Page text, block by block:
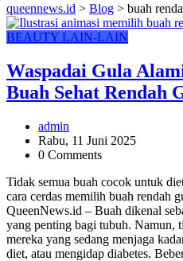
queennews.id > Blog > buah
BEAUTY LAIN-LAIN
Waspadai Gula
Buah Sehat Rendah
admin
Rabu, 11 Juni 2025
0 Comments
Tidak semua buah cocok untuk
cara cerdas memilih buah rendah
QueenNews.id – Buah dikenal
yang penting bagi tubuh. Namun,
mereka yang sedang menjaga
diet, atau mengidap diabetes.